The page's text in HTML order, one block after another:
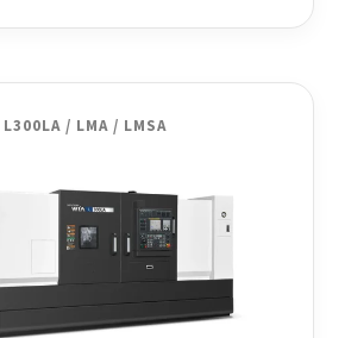
L300LA / LMA / LMSA